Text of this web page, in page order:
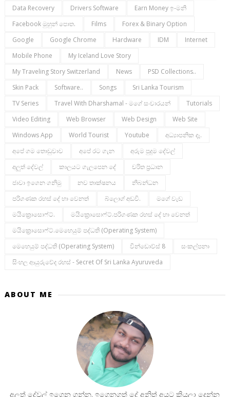
Data Recovery
Drivers Software
Earn Money ඉ-මනි
Facebook මුහුන් පොත.
Films
Forex & Binary Option
Google
Google Chrome Hardware IDM
Internet
Mobile Phone
My Iceland Love Story
My Traveling Story Switzerland
News
PSD Collections..
Skin Pack
Software.. Songs
Sri Lanka Tourism
TV Series
Travel With Dharshamal - මගේ සංචාරයන්
Tutorials
Video Editing
Web Browser Web Design
Web Site
Windows App
World Tourist Youtube
අධ්‍යාපනික දෑ.
අපේ ගම තොඩුවාව
අපේ රට ගැන
අරුම පුදුම දේවල්
අලුත් දේවල්
කාලයට ගැලපෙන දේ
චරිත ප්‍රධාන
ජාවා ඉගෙන ගනිමු
නව තාක්ෂනය
නිබන්ධන
පරිගණක රහස් දේ හා වෙනත්
බ්ලොග් අඩවි.
මගේ වැඩ
මයික්‍රොසොෆ්ට්.
මයික්‍රොසොෆ්ට්.පරිගණක රහස් දේ හා වෙනත්
මයික්‍රොසොෆ්ට්.මෙහෙයුම් පද්ධති (operating System)
මෙහෙයුම් පද්ධති (operating System)
වින්ඩොව්ස් 8
සංකල්පනා
සිංහල ආයුරුවේද රහස් - Secret Of Sri Lanka Ayuruveda
ABOUT ME
අලුත් දේවල් ඉගෙන ගන්න. ඉගෙනගත් දේ අනිත් අයට කියලා දෙන්න